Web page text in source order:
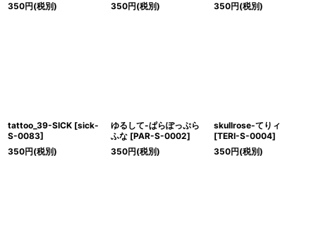
350円(税別)
350円(税別)
350円(税別)
tattoo_39-SICK [sick-
S-0083]
350円(税別)
ゆるして-ぱらぽっぷら
ふな [PAR-S-0002]
350円(税別)
skullrose-てりィ
[TERI-S-0004]
350円(税別)